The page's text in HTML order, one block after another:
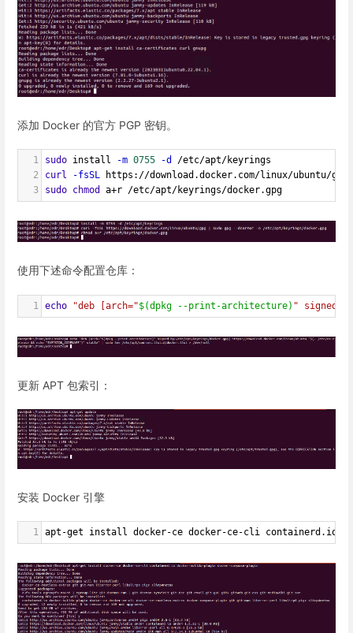
添加 Docker 的官方 PGP 密钥。
1 sudo install -m 0755 -d
/etc/apt/keyrings
2
curl -fsSL https://download.docker.com/linux/ubuntu/
3
sudo chmod a+r /etc/apt/keyrings/docker.gpg
使用下述命令配置仓库：
1 echo "deb [arch="$(dpkg --print-architecture) " signed-
更新 APT 包索引：
安装 Docker 引擎
1 apt-get install docker-ce docker-ce-cli containerd.io